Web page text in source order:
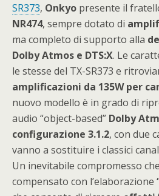
SR373, Onkyo presente il
NR474, sempre dotato di
ma completo di supporto alla
Dolby Atmos e DTS:X. Le
le stesse del TX-SR373 e
amplificazioni da 135W per
nuovo modello è in grado di
audio “object-based” Dolby
configurazione 3.1.2, con due
vanno a sostituire i classici
Un inevitabile compromesso
compensato con l’elaborazione